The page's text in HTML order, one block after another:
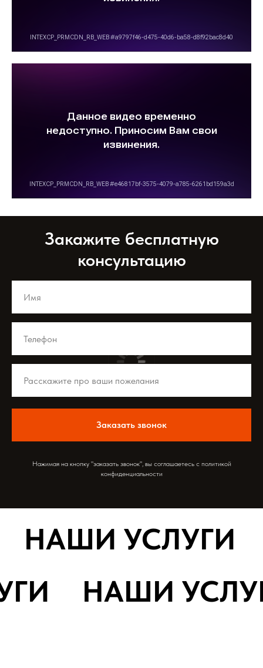
Закажите бесплатную
консультацию
Заказать звонок
Нажимая на кнопку "заказать звонок", вы соглашаетесь с политикой
конфиденциальности
НАШИ
НАШИ УСЛУГИ